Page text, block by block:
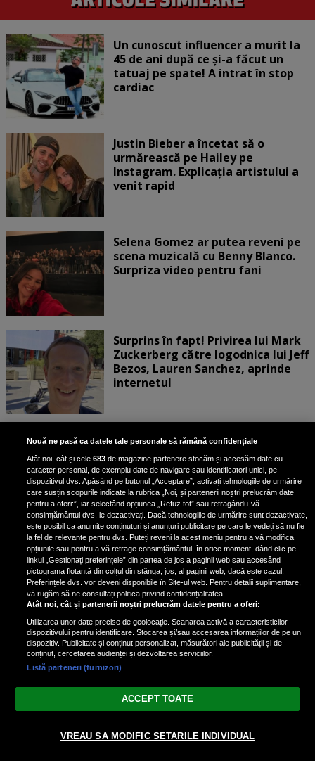
Un cunoscut influencer a murit la
45 de ani după ce și-a făcut un
tatuaj pe spate! A intrat în stop
cardiac
Justin Bieber a încetat să o
urmărească pe Hailey pe
Instagram. Explicația artistului a
venit rapid
Selena Gomez ar putea reveni pe
scena muzicală cu Benny Blanco.
Surpriza video pentru fani
Surprins în fapt! Privirea lui Mark
Zuckerberg către logodnica lui Jeff
Bezos, Lauren Sanchez, aprinde
internetul
Cât de aproape de România s-a
născut Melania Trump? Adevărul
te va surprinde!
Știai că Melania Trump, una...
Emily Ratajkowski încinge TikTok-
ul: Dans incendiar în bikini roșu pe
un balcon din Mexic
Nouă ne pasă ca datele tale personale să rămână confidențiale
Atât noi, cât și cele683 de magazine partenere stocăm și accesăm date cu
caracter personal, de exemplu date de navigare sau identificatori unici, pe
dispozitivul dvs. Apăsând pe butonul „Acceptare”, activați tehnologiile de urmărire
care susțin scopurile indicate la rubrica „Noi, și partenerii noștri prelucrăm date
pentru a oferi:”, iar selectând opțiunea „Refuz tot” sau retragându-vă
consimțământul dvs. le dezactivați. Dacă tehnologiile de urmărire sunt dezactivate,
este posibil ca anumite conținuturi și anunțuri publicitare pe care le vedeți să nu fie
la fel de relevante pentru dvs. Puteți reveni la acest meniu pentru a vă modifica
opțiunile sau pentru a vă retrage consimțământul, în orice moment, dând clic pe
linkul „Gestionați preferințele” din partea de jos a paginii web sau accesând
pictograma flotantă din colțul din stânga, jos, al paginii web, dacă este cazul.
Preferințele dvs. vor deveni disponibile în Site-ul web. Pentru detalii suplimentare,
vă rugăm să ne consultați politica privind confidențialitatea.
Atât noi, cât și partenerii noștri prelucrăm datele pentru a oferi:
Utilizarea unor date precise de geolocație. Scanarea activă a caracteristicilor
dispozitivului pentru identificare. Stocarea și/sau accesarea informațiilor de pe un
dispozitiv. Publicitate și conținut personalizat, măsurători ale publicității și de
conținut, cercetarea audienței și dezvoltarea serviciilor.
Listă parteneri (furnizori)
ACCEPT TOATE
VREAU SA MODIFIC SETARILE INDIVIDUAL